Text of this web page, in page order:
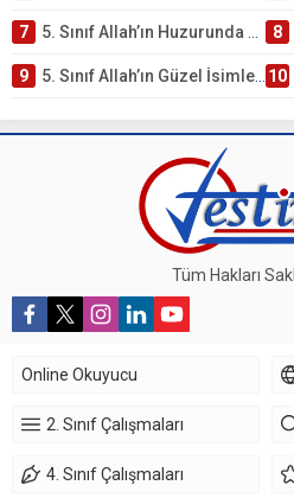
7 5. Sınıf Allah’ın Huzurunda Olmak – Namaz İbadeti Testi 8
9 5. Sınıf Allah’ın Güzel İsimleri Testi – Online Çöz 10
Tüm Hakları
Online Okuyucu
2. Sınıf Çalışmaları
4. Sınıf Çalışmaları